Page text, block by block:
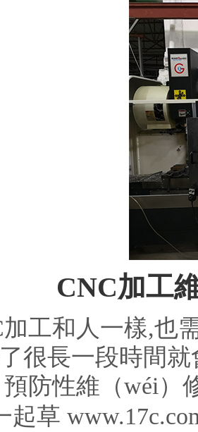
CNC加工
和人一樣,也需
很長一段時間
預防性維（wéi
草